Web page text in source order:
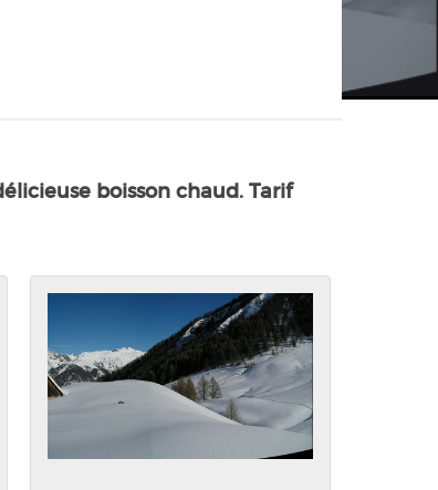
boisson chaud. Tarif